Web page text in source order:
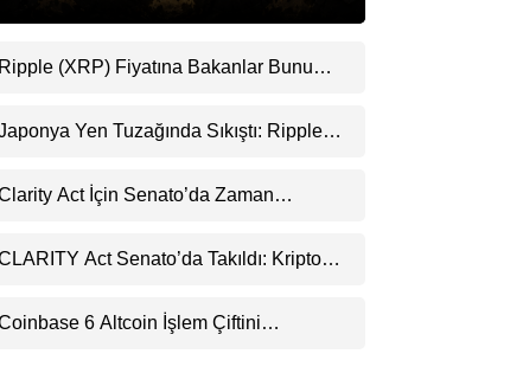
Ripple (XRP) Fiyatına Bakanlar Bunu
Uyarı
Yen Tuzağında Sıkıştı: Ripple
Act İçin Senato’da Zaman
Act Senato’da Takıldı: Kripto
6 Altcoin İşlem Çiftini